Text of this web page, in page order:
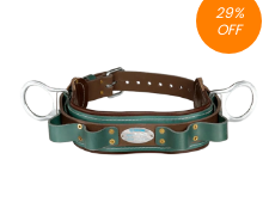
29%
OFF